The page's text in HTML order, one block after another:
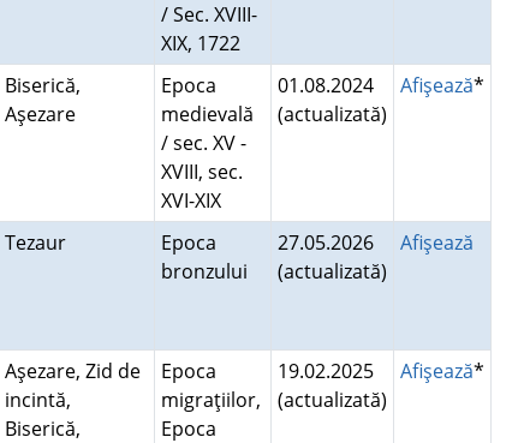
/ Sec. XVIII-
XIX, 1722
Biserică,
Aşezare
Epoca
medievală
/ sec. XV -
XVIII, sec.
XVI-XIX
01.08.2024
(actualizată)
Afişează*
Tezaur
Epoca
bronzului
27.05.2026
(actualizată)
Afişează
Aşezare, Zid de
incintă,
Biserică,
Epoca
migraţiilor,
Epoca
19.02.2025
(actualizată)
Afişează*